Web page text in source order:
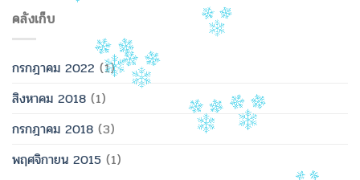
คลังเก็บ
กรกฎาคม 2022 (1)
สิงหาคม 2018 (1)
กรกฎาคม 2018 (3)
พฤศจิกายน 2015 (1)